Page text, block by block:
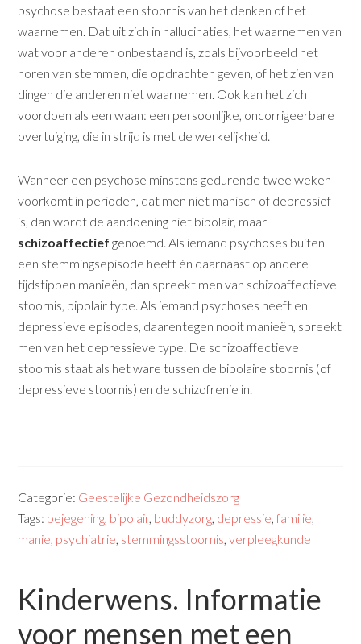
psychose bestaat een stoornis van het denken of het
waarnemen. Dat uit zich in hallucinaties, het waarnemen van
wat voor anderen onbestaand is, zoals bijvoorbeeld het
horen van stemmen, die opdrachten geven, of het zien van
dingen die anderen niet waarnemen. Ook kan het zich
voordoen als een waan: een persoonlijke, oncorrigeerbare
overtuiging, die in strijd is met de werkelijkheid.
Wanneer een psychose minstens gedurende twee weken
voorkomt in perioden, dat men niet manisch of depressief
is, dan wordt de aandoening niet bipolair, maar
schizoaffectief genoemd. Als iemand psychoses buiten
een stemmingsepisode heeft èn daarnaast op andere
tijdstippen manieën, dan spreekt men van schizoaffectieve
stoornis, bipolair type. Als iemand psychoses heeft en
depressieve episodes, daarentegen nooit manieën, spreekt
men van het depressieve type. De schizoaffectieve
stoornis staat als het ware tussen de bipolaire stoornis (of
depressieve stoornis) en de schizofrenie in.
Categorie: Geestelijke Gezondheidszorg
Tags: bejegening, bipolair, buddyzorg, depressie,familie,
manie, psychiatrie, stemmingsstoornis,verpleegkunde
Kinderwens. Informatie
voor mensen met een